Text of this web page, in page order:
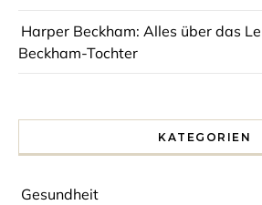
Harper Beckham: Alles über das
Beckham-Tochter
KATEGORIEN
Gesundheit